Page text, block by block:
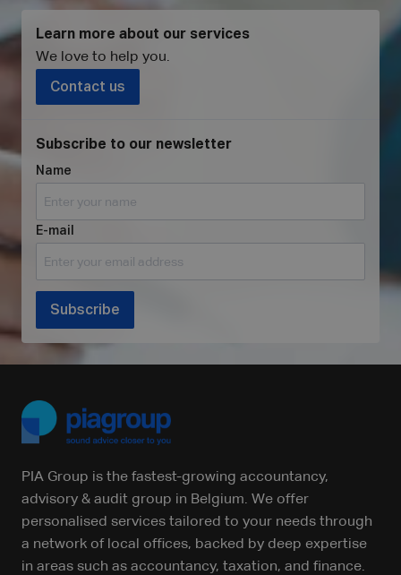
Learn more about our services
We love to help you.
Contact us
Subscribe to our newsletter
Name
E-mail
Subscribe
PIA Group is the fastest-growing accountancy,
advisory & audit group in Belgium. We offer
personalised services tailored to your needs through
a network of local offices, backed by deep expertise
in areas such as accountancy, taxation, and finance.